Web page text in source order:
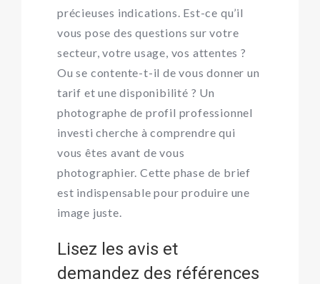
précieuses indications. Est-ce qu’il
vous pose des questions sur votre
secteur, votre usage, vos attentes ?
Ou se contente-t-il de vous donner un
tarif et une disponibilité ? Un
photographe de profil professionnel
investi cherche à comprendre qui
vous êtes avant de vous
photographier. Cette phase de brief
est indispensable pour produire une
image juste.
Lisez les avis et
demandez des références